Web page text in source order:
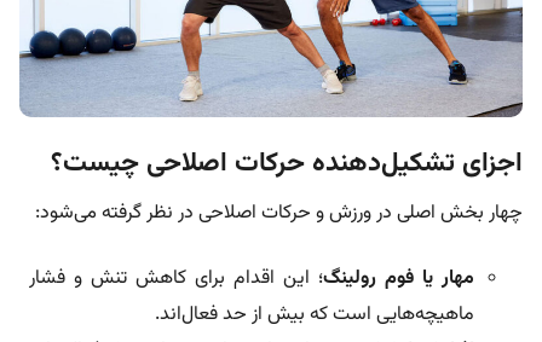
اجزای تشکیل‌دهنده‌ حرکات اصلاحی چیست؟
چهار بخش اصلی در ورزش و حرکات اصلاحی در نظر گرفته می‌شود:
مهار یا فوم رولینگ؛ این اقدام برای کاهش تنش و فشار
ماهیچه‌هایی است که بیش از حد فعال‌اند.